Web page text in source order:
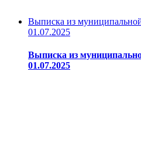
Выписка из
01.07.2025
Выписка из
01.07.2025